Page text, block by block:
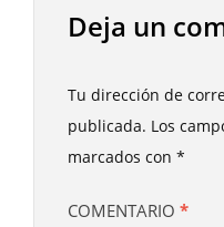
Deja un
Tu dirección de
publicada. Los
marcados con *
COMENTARIO *